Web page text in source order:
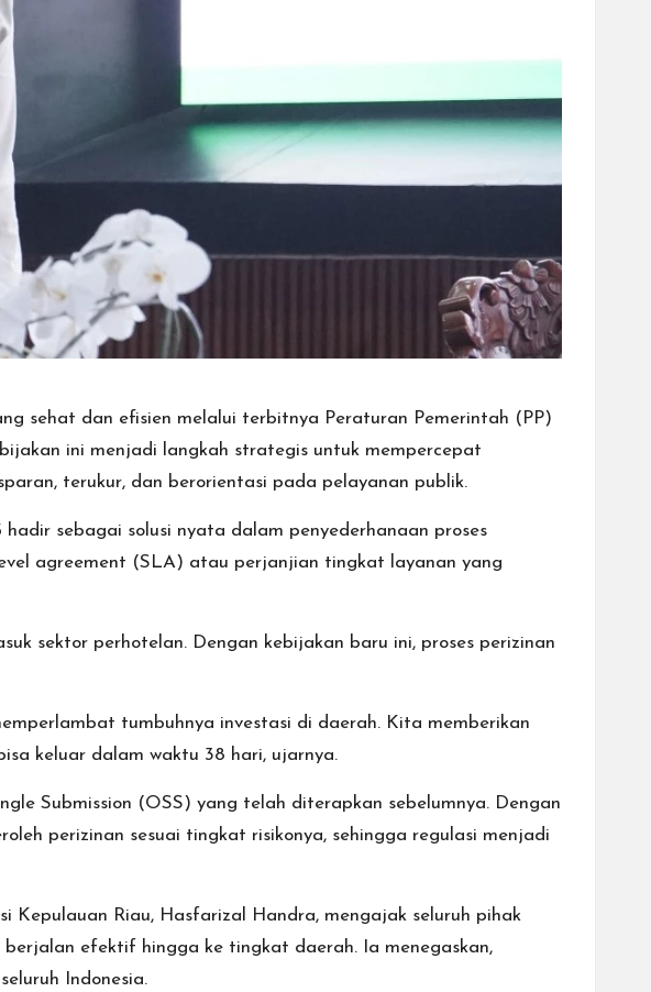
sehat dan efisien melalui terbitnya Peraturan Pemerintah (PP)
ini menjadi langkah strategis untuk mempercepat
terukur, dan berorientasi pada pelayanan publik.
sebagai solusi nyata dalam penyederhanaan proses
agreement (SLA) atau perjanjian tingkat layanan yang
sektor perhotelan. Dengan kebijakan baru ini, proses perizinan
tumbuhnya investasi di daerah. Kita memberikan
keluar dalam waktu 38 hari, ujarnya.
Submission (OSS) yang telah diterapkan sebelumnya. Dengan
perizinan sesuai tingkat risikonya, sehingga regulasi menjadi
Kepulauan Riau, Hasfarizal Handra, mengajak seluruh pihak
efektif hingga ke tingkat daerah. Ia menegaskan,
Indonesia.